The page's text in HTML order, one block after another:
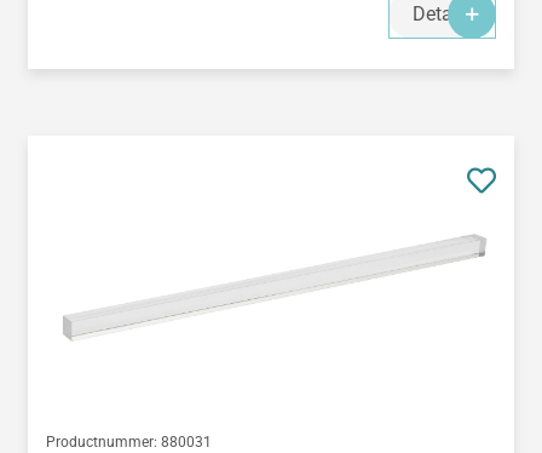
Details
Productnummer: 880031